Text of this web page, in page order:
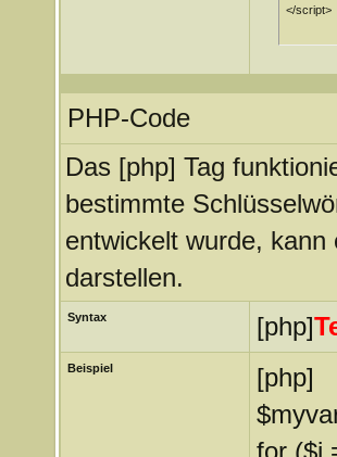
</script>
PHP-Code
Das [php] Tag
bestimmte
entwickelt wurde,
darstellen.
Syntax [php]
Beispiel
[php]
for ($i